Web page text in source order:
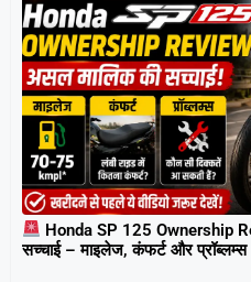
Honda SP 125 Ownership
सच्चाई – माइलेज, कंफर्ट और प्रॉब्लम्स